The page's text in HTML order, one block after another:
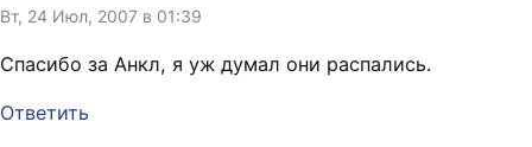
Вт, 24 Июл, 2007 в 01:39
Спасибо за Анкл, я уж думал они распались.
Ответить